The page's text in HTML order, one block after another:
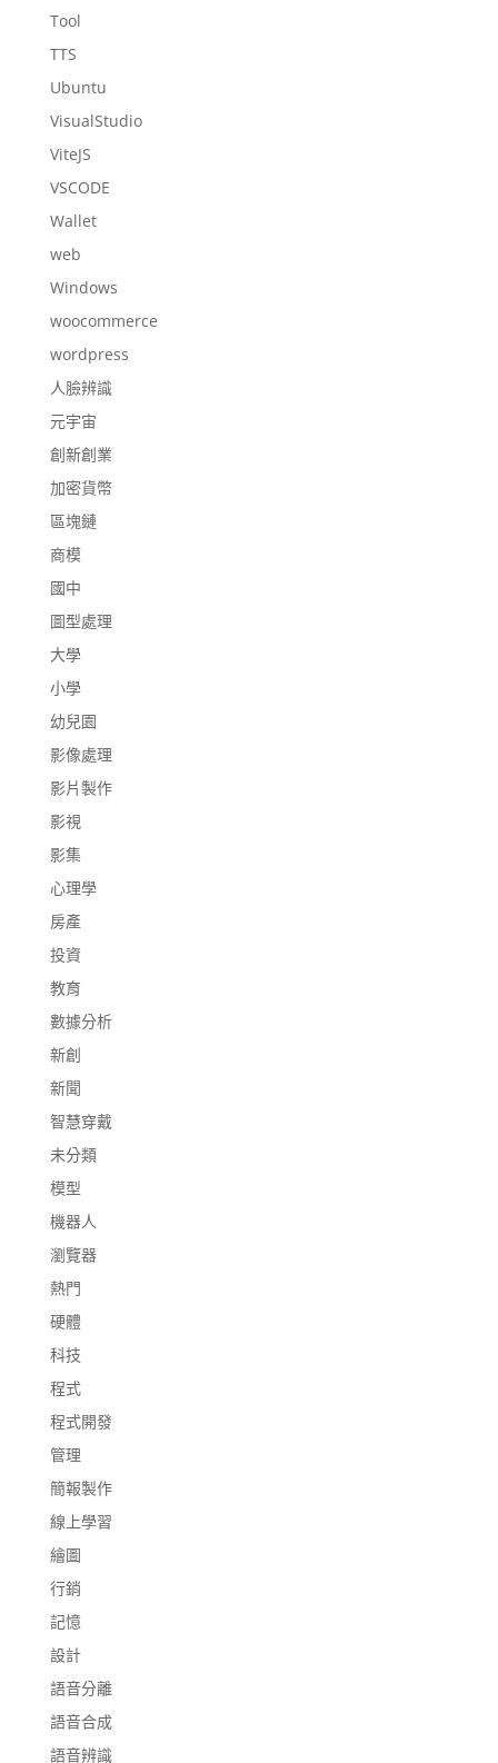
Tool
TTS
Ubuntu
VisualStudio
ViteJS
VSCODE
Wallet
web
Windows
woocommerce
wordpress
人臉辨識
元宇宙
創新創業
加密貨幣
區塊鏈
商模
國中
圖型處理
大學
小學
幼兒園
影像處理
影片製作
影視
影集
心理學
房產
投資
教育
數據分析
新創
新聞
智慧穿戴
未分類
模型
機器人
瀏覽器
熱門
硬體
科技
程式
程式開發
管理
簡報製作
線上學習
繪圖
行銷
記憶
設計
語音分離
語音合成
語音辨識